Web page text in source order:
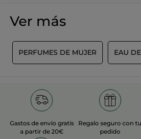
Ver más
PERFUMES DE MUJER EAU
Gastos de envío gratis
a partir de 20€
Regalo seguro con tu
pedido